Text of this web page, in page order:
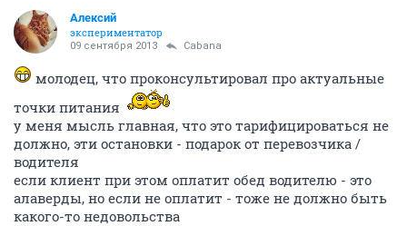
Алексий
экспериментатор
09 сентября 2013 Cabana
молодец, что проконсультировал про актуальные
точки питания
у меня мысль главная, что это тарифицироваться не
должно, эти остановки - подарок от перевозчика /
водителя
если клиент при этом оплатит обед водителю - это
алаверды, но если не оплатит - тоже не должно быть
какого-то недовольства